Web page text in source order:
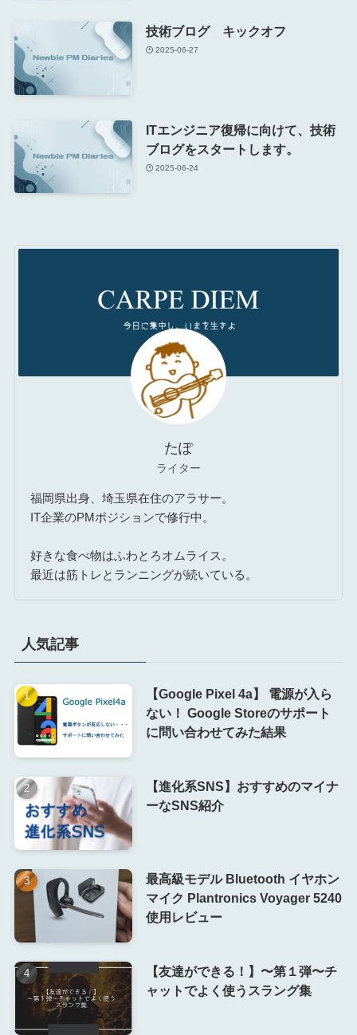
技術ブログ キックオフ
2025-06-27
ITエンジニア復帰に向けて、技術
ブログをスタートします。
2025-06-24
たぽ
ライター
福岡県出身、埼玉県在住のアラサー。
IT企業のPMポジションで修行中。
好きな食べ物はふわとろオムライス。
最近は筋トレとランニングが続いている。
人気記事
【Google Pixel 4a】 電源が入ら
ない！ Google Storeのサポート
に問い合わせてみた結果
【進化系SNS】おすすめのマイナ
ーなSNS紹介
最高級モデル Bluetooth イヤホン
マイク Plantronics Voyager 5240
使用レビュー
【友達ができる！】〜第１弾〜チ
ャットでよく使うスラング集